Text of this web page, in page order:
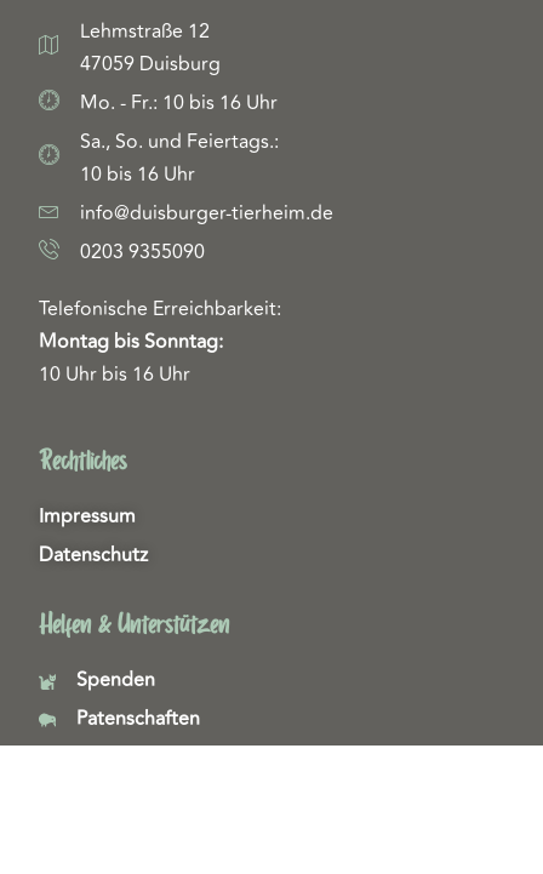
Lehmstraße 12
47059 Duisburg
Mo. - Fr.: 10 bis 16 Uhr
Sa., So. und Feiertags.:
10 bis 16 Uhr
info@duisburger-tierheim.de
0203 9355090
Telefonische Erreichbarkeit:
Montag bis Sonntag:
10 Uhr bis 16 Uhr
Rechtliches
Impressum
Datenschutz
Helfen & Unterstützen
Spenden
Patenschaften